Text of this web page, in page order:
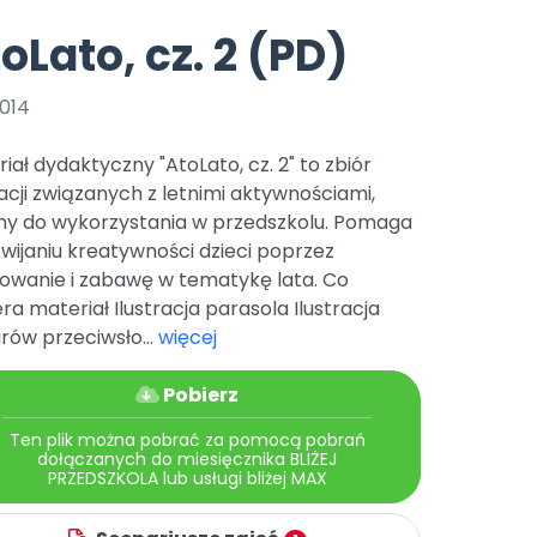
Archiwalne numery
Pomoc
Polecamy
Promocje
czerwca 2024 r. uzyskała
r. Nr decyzji:
Online.
Bliżej Pieska
Pomoc zwierzętom
TikTok
Zobacz nas na TikToku
YouTube
Filmy edukacyjne
cz. 2 (PD)
dydaktyczny "AtoLato, cz. 2" to zbiór
związanych z letnimi aktywnościami,
do wykorzystania w przedszkolu. Pomaga
kreatywności dzieci poprzez
i zabawę w tematykę lata. Co
materiał Ilustracja parasola Ilustracja
przeciwsło... więcej
Pobierz
Ten plik można pobrać za pomocą pobrań
dołączanych do miesięcznika BLIŻEJ
PRZEDSZKOLA lub usługi bliżej MAX